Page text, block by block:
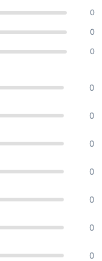
0
0
0
0
0
0
0
0
0
0